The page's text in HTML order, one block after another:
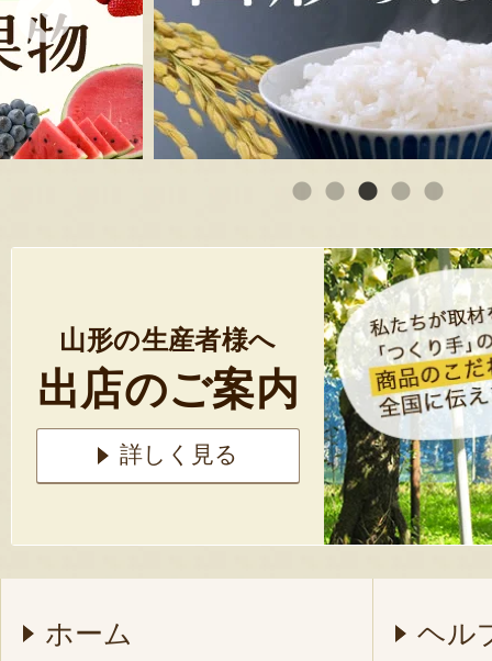
山形の生産者様へ
出店のご案内
詳しく見る
ホーム ヘル